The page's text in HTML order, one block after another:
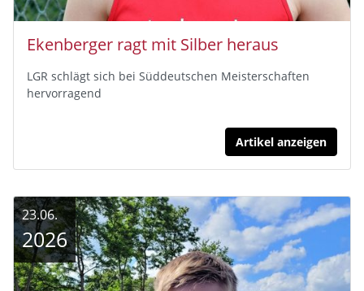
Ekenberger ragt mit Silber heraus
LGR schlägt sich bei Süddeutschen Meisterschaften
hervorragend
Artikel anzeigen
23.06.
2026